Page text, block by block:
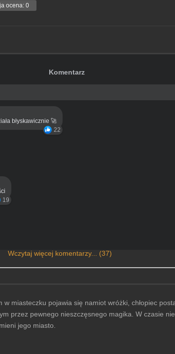
ocena: 0
Komentarz
błyskawicznie 🚀
22
19
Wczytaj więcej komentarzy... (37)
miasteczku pojawia się namiot wróżki, chłopiec
przez pewnego nieszczęsnego magika. W czasie
jego miasto.